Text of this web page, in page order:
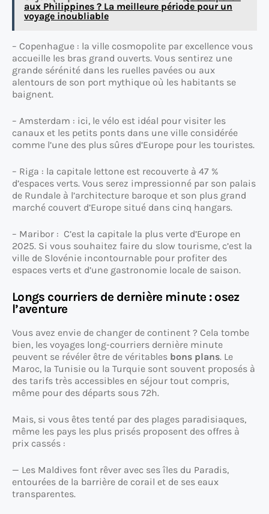
aux Philippines ? La meilleure période pour un
voyage inoubliable
– Copenhague : la ville cosmopolite par excellence vous
accueille les bras grand ouverts. Vous sentirez une
grande sérénité dans les ruelles pavées ou aux
alentours de son port mythique où les habitants se
baignent.
– Amsterdam : ici, le vélo est idéal pour visiter les
canaux et les petits ponts dans une ville considérée
comme l’une des plus sûres d’Europe pour les touristes.
– Riga : la capitale lettone est recouverte à 47 %
d’espaces verts. Vous serez impressionné par son palais
de Rundale à l’architecture baroque et son plus grand
marché couvert d’Europe situé dans cinq hangars.
– Maribor : C’est la capitale la plus verte d’Europe en
2025. Si vous souhaitez faire du slow tourisme, c’est la
ville de Slovénie incontournable pour profiter des
espaces verts et d’une gastronomie locale de saison.
Longs courriers de dernière minute : osez
l’aventure
Vous avez envie de changer de continent ? Cela tombe
bien, les voyages long-courriers dernière minute
peuvent se révéler être de véritables bons plans. Le
Maroc, la Tunisie ou la Turquie sont souvent proposés à
des tarifs très accessibles en séjour tout compris,
même pour des départs sous 72h.
Mais, si vous êtes tenté par des plages paradisiaques,
même les pays les plus prisés proposent des offres à
prix cassés :
— Les Maldives font rêver avec ses îles du Paradis,
entourées de la barrière de corail et de ses eaux
transparentes.